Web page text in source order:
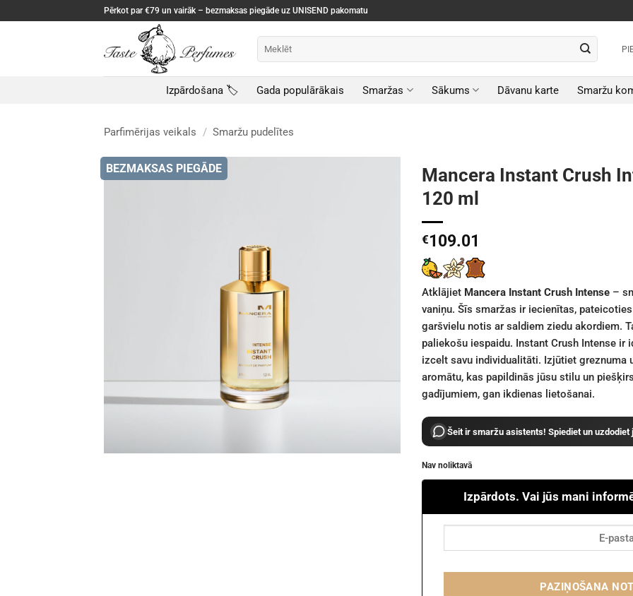
to
Pērkot par €79 un vairāk – bezmaksas piegāde uz UNISEND pakomatu
Izpārdošana 🏷️ Gada populārākais Smaržas Sākums Dāvanu karte Smaržu
Parfimērijas veikals / Smaržu pudelītes
BEZMAKSAS PIEGĀDE
Mancera Instant Crush
120 ml
€109.01
Atklājiet Mancera Instant Crush Intense –
vaniņu. Šīs smaržas ir iecienītas,
garšvielu notis ar saldiem ziedu akordiem.
paliekošu iespaidu. Instant Crush Intense
izcelt savu individualitāti. Izjūtiet greznuma
aromātu, kas papildinās jūsu stilu un
gadījumiem, gan ikdienas lietošanai.
Šeit ir smaržu asistents! Spiediet un uzdodiet
Nav noliktavā
Izpārdots. Vai jūs mani
PAZIŅOŠANA